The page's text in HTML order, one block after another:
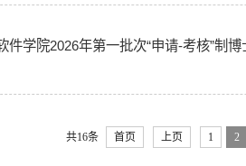
件学院2026年第一批次“申请-考核”制
共16条 首页 上页 1 2